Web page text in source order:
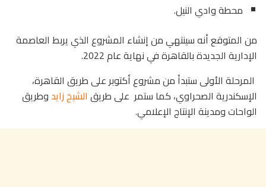
محطة وادي النيل.
من المتوقع أنه سينتهي من إنشاء المشروع الذي يربط العاصمة
الإدارية الجديدة بالقاهرة في نهاية عام 2022.
المرحلة الأولى ستبدأ من مشروع أكتوبر على طريق القاهرة،
الإسكندرية الصحراوي، كما ستمر على طريق الشيخ زايد وطريق
الواحات ومدينة الإنتاج الإعلامي.